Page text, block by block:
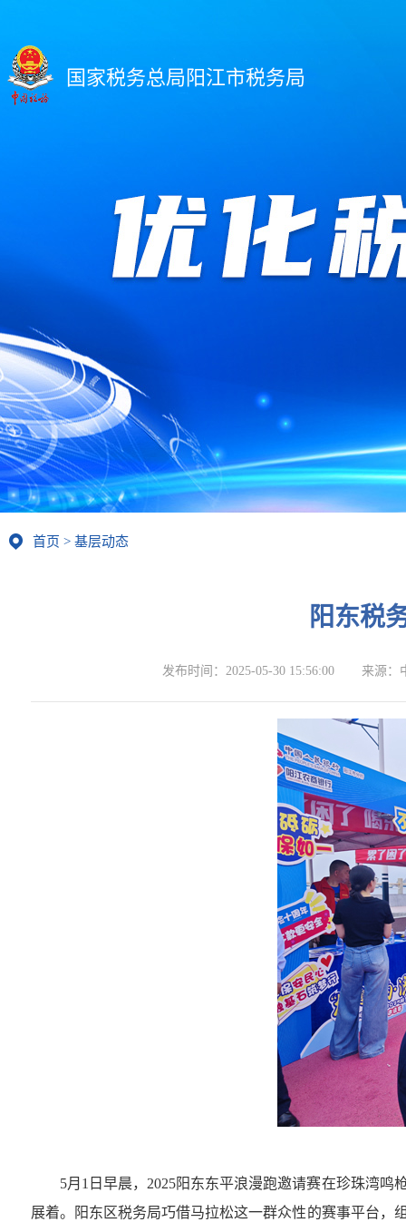
国家税务总局阳江市税务局
首页 > 基层动态
阳东税
发布时间： 2025-05-30 15:56:00 来源：
5月1日早晨，2025阳东东平浪漫跑邀请赛在珍珠湾
展着。阳东区税务局巧借马拉松这一群众性的赛事平台，